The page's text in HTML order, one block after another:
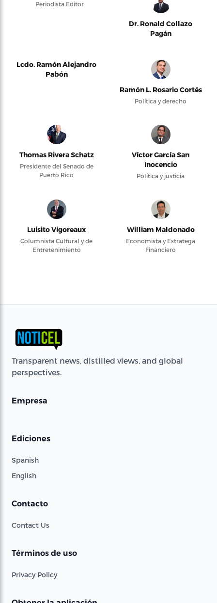
Periodista Editor
Dr. Ronald Collazo
Pagán
Lcdo. Ramón Alejandro
Pabón
Ramón L. Rosario Cortés
Política y derecho
Thomas Rivera Schatz
Presidente del Senado de
Puerto Rico
Víctor García San
Inocencio
Política y justicia
Luisito Vigoreaux
Columnista Cultural y de
Entretenimiento
William Maldonado
Economista y Estratega
Financiero
Transparent news, distilled views, and global
perspectives.
Empresa
Ediciones
Spanish
English
Contacto
Contact Us
Términos de uso
Privacy Policy